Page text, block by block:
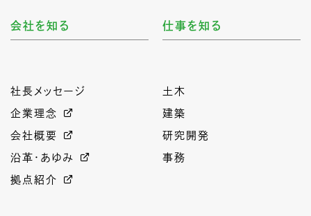
会社を知る
社長メッセージ
企業理念
会社概要
沿革・あゆみ
拠点紹介
仕事を知る
土木
建築
研究開発
事務